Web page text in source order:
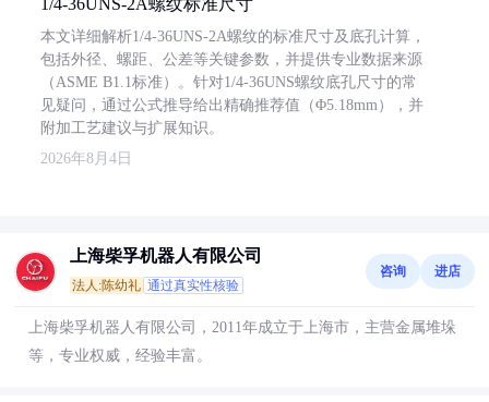
1/4-36UNS-2A螺纹标准尺寸
本文详细解析1/4-36UNS-2A螺纹的标准尺寸及底孔计算，
包括外径、螺距、公差等关键参数，并提供专业数据来源
（ASME B1.1标准）。针对1/4-36UNS螺纹底孔尺寸的常
见疑问，通过公式推导给出精确推荐值（Φ5.18mm），并
附加工艺建议与扩展知识。
2026年8月4日
上海柴孚机器人有限公司
法人:陈幼礼 通过真实性核验
咨询 进店
上海柴孚机器人有限公司，2011年成立于上海市，主营金属堆垛
等，专业权威，经验丰富。